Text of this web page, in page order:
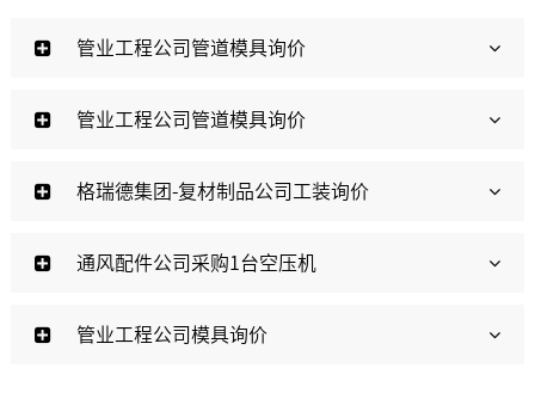
管业工程公司管道模具询价
管业工程公司管道模具询价
格瑞德集团-复材制品公司工装询价
通风配件公司采购1台空压机
管业工程公司模具询价